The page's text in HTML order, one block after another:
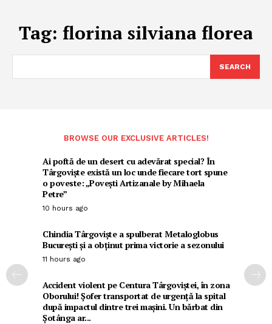
Tag: florina silviana florea
SEARCH
BROWSE OUR EXCLUSIVE ARTICLES!
Ai poftă de un desert cu adevărat special? În
Târgoviște există un loc unde fiecare tort spune
o poveste: „Povești Artizanale by Mihaela
Petre”
10 hours ago
Chindia Târgoviște a spulberat Metaloglobus
București și a obținut prima victorie a sezonului
11 hours ago
Accident violent pe Centura Târgoviștei, în zona
Oborului! Șofer transportat de urgență la spital
după impactul dintre trei mașini. Un bărbat din
Șotânga ar...